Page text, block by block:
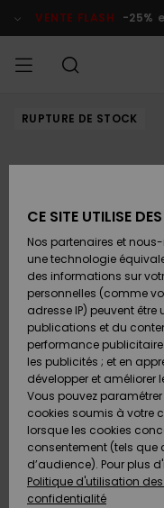
l'information
le
VENTE FLASH -25%
HOMME
&
&
FEMME
A
SURF
SNOW
A
VENTE
FLASH
Préférences
Langue Et
Région
des
RUPTURE DE STOCK
CE SITE UTILISE
Nos partenaires et
une technologie
des informations sur
personnelles (comme
adresse IP) peuvent
publications et du
performance
les publicités ; et en
développer et améliorer
Vous pouvez
cookies soumis à votre
lorsque les cookies
consentement (tels que
d’audience). Pour plus
Politique d'utilisation
confidentialité